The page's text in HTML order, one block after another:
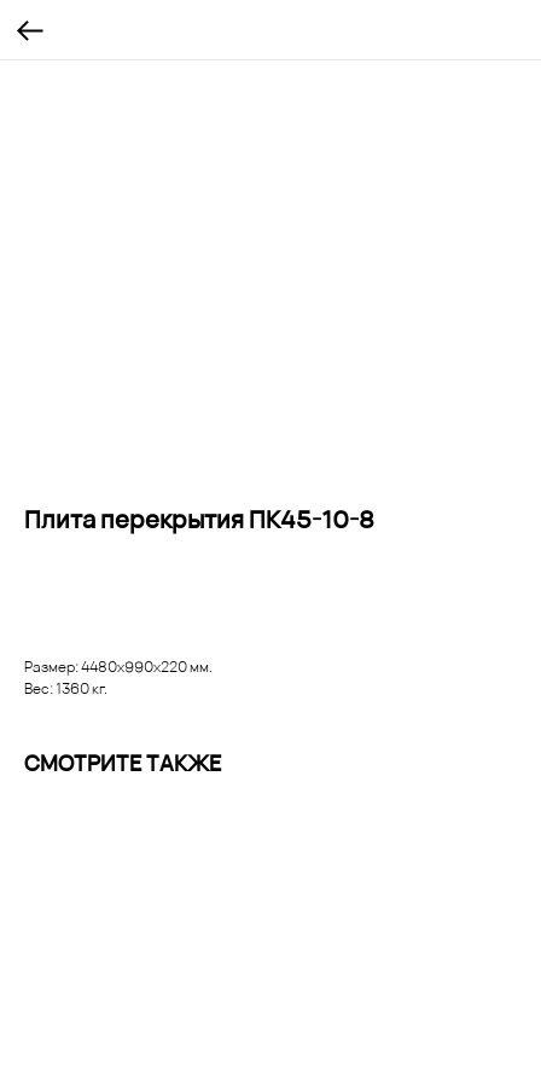
Плита перекрытия ПК45-10-8
Размер: 4480х990х220 мм.
Вес: 1360 кг.
СМОТРИТЕ ТАКЖЕ